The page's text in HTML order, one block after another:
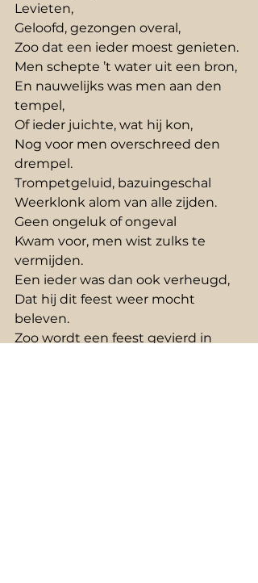
Levieten,
Geloofd, gezongen overal,
Zoo dat een ieder moest genieten.
Men schepte ’t water uit een bron,
En nauwelijks was men aan den
tempel,
Of ieder juichte, wat hij kon,
Nog voor men overschreed den
drempel.
Trompetgeluid, bazuingeschal
Weerklonk alom van alle zijden.
Geen ongeluk of ongeval
Kwam voor, men wist zulks te
vermijden.
Een ieder was dan ook verheugd,
Dat hij dit feest weer mocht
beleven.
Zoo wordt een feest gevierd in